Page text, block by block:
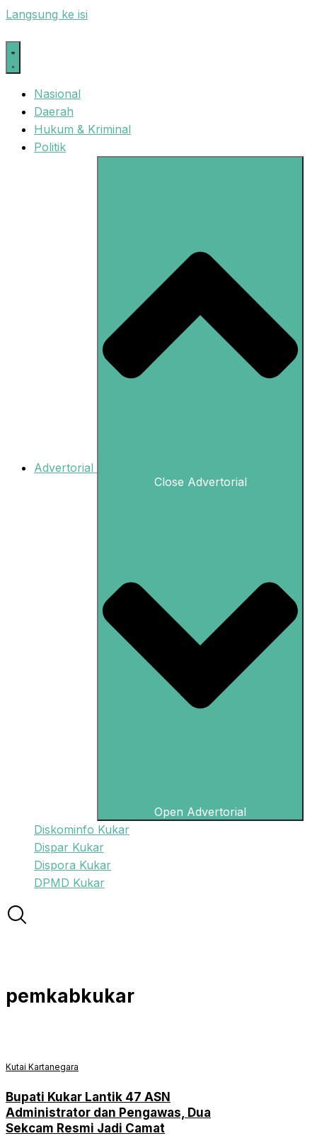
Langsung ke isi
Nasional
Daerah
Hukum & Kriminal
Politik
Advertorial
Close Advertorial
Open Advertorial
Diskominfo Kukar
Dispar Kukar
Dispora Kukar
DPMD Kukar
pemkabkukar
Kutai Kartanegara
Bupati Kukar Lantik 47 ASN
Administrator dan Pengawas, Dua
Sekcam Resmi Jadi Camat